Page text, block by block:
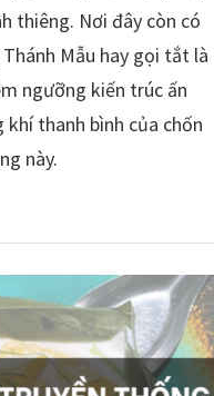
thiêng. Nơi đây còn có
Mẫu hay gọi tắt là
ngưỡng kiến trúc ấn
thanh bình của chốn
này.